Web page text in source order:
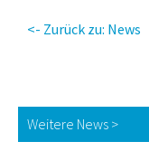
<- Zurück zu: News
Weitere News >